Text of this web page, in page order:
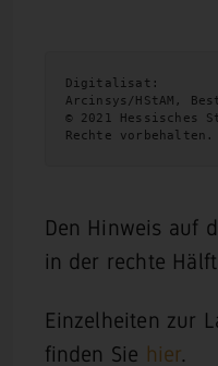
Digitalisat:
Arcinsys/HStAM,
© 2021 Hessisches
Rechte vorbehalten.
Den Hinweis auf
in der rechte
Einzelheiten zur
finden Sie hier.